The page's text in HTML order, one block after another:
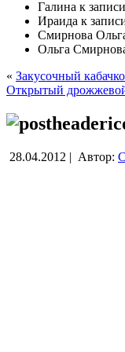
Галина к записи
Ираида к
Смирнова
Ольга
« Закусочный
Открытый
28.04.2012 | Автор: